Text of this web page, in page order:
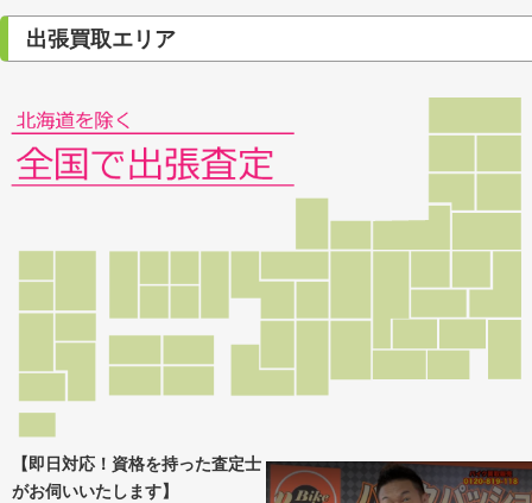
出張買取エリア
【即日対応！資格を持った査定士
がお伺いいたします】